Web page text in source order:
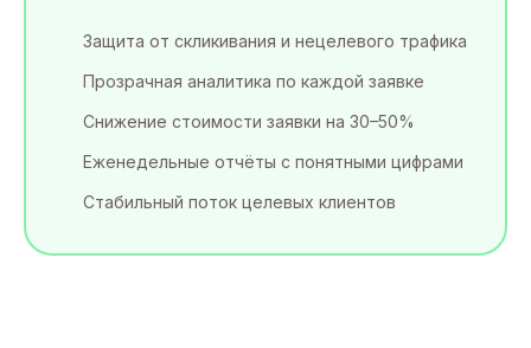
Защита от скликивания и нецелевого трафика
Прозрачная аналитика по каждой заявке
Снижение стоимости заявки на 30–50%
Еженедельные отчёты с понятными цифрами
Стабильный поток целевых клиентов